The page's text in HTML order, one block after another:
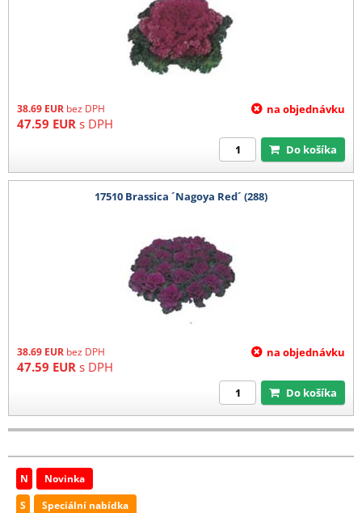
38.69 EUR bez DPH
47.59 EUR s DPH
na objednávku
Do košíka
17510 Brassica ´Nagoya Red´ (288)
38.69 EUR bez DPH
47.59 EUR s DPH
na objednávku
Do košíka
N
Novinka
S
Speciální nabídka